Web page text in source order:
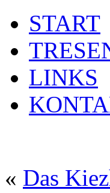
START
LINKS
« Das